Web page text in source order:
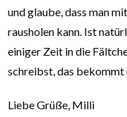
und glaube, dass man
rausholen kann. Ist
einiger Zeit in die
schreibst, das
Liebe Grüße, Milli